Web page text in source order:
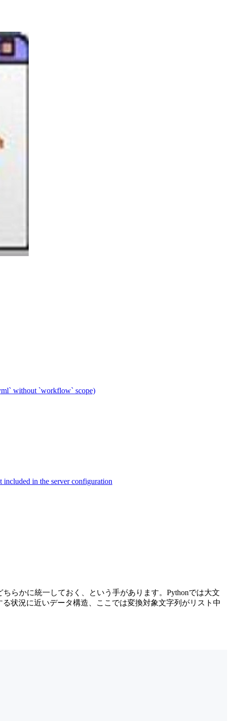
without `workflow` scope)
in the server configuration
らかに統一しておく、という手があります。Pythonでは大文
状況に近いデータ構造、ここでは変換対象文字列がリスト中